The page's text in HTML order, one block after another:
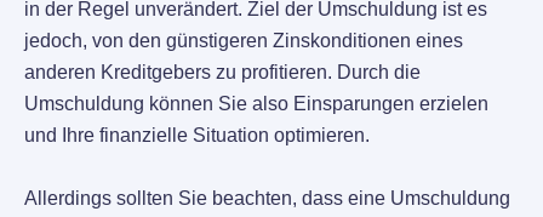
in der Regel unverändert. Ziel der Umschuldung ist es
jedoch, von den günstigeren Zinskonditionen eines
anderen Kreditgebers zu profitieren. Durch die
Umschuldung können Sie also Einsparungen erzielen
und Ihre finanzielle Situation optimieren.
Allerdings sollten Sie beachten, dass eine Umschuldung